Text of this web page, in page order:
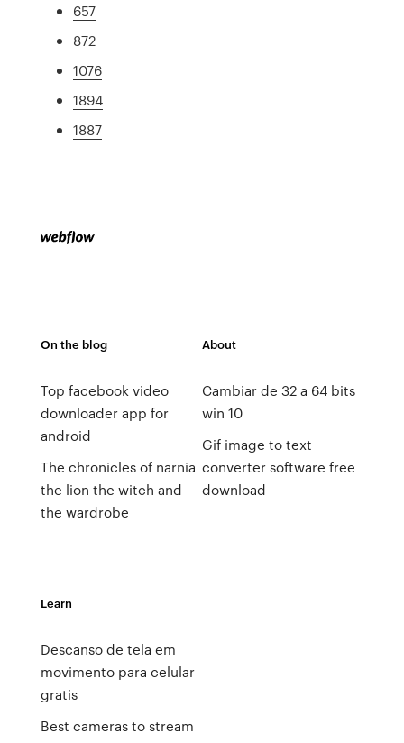
657
872
1076
1894
1887
On the blog
Top facebook video
downloader app for
android
The chronicles of narnia
the lion the witch and
the wardrobe
About
Cambiar de 32 a 64 bits
win 10
Gif image to text
converter software free
download
Learn
Descanso de tela em
movimento para celular
gratis
Best cameras to stream